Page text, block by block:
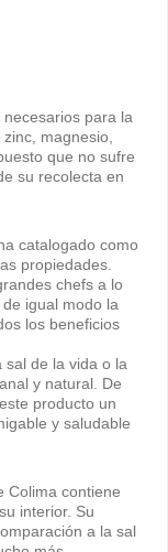
para la
magnesio,
que no sufre
su recolecta en
catalogado como
propiedades.
chefs a lo
igual modo la
los beneficios
sal de la vida o la
y natural. De
producto un
y saludable
Colima contiene
interior. Su
a la sal